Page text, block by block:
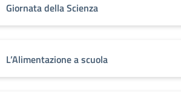
Giornata della Scienza
L’Alimentazione a scuola